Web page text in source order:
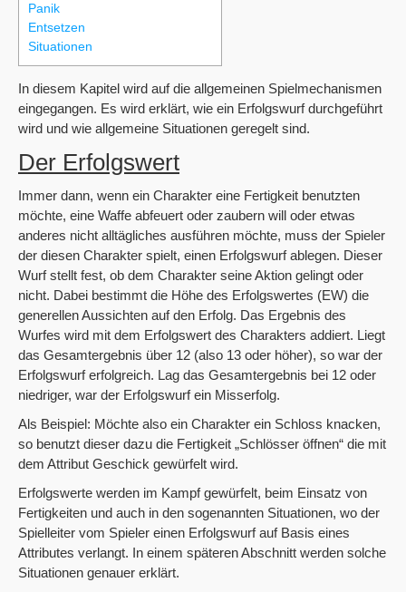
Panik
Entsetzen
Situationen
In diesem Kapitel wird auf die allgemeinen Spielmechanismen
eingegangen. Es wird erklärt, wie ein Erfolgswurf durchgeführt
wird und wie allgemeine Situationen geregelt sind.
Der Erfolgswert
Immer dann, wenn ein Charakter eine Fertigkeit benutzten
möchte, eine Waffe abfeuert oder zaubern will oder etwas
anderes nicht alltägliches ausführen möchte, muss der Spieler
der diesen Charakter spielt, einen Erfolgswurf ablegen. Dieser
Wurf stellt fest, ob dem Charakter seine Aktion gelingt oder
nicht. Dabei bestimmt die Höhe des Erfolgswertes (EW) die
generellen Aussichten auf den Erfolg. Das Ergebnis des
Wurfes wird mit dem Erfolgswert des Charakters addiert. Liegt
das Gesamtergebnis über 12 (also 13 oder höher), so war der
Erfolgswurf erfolgreich. Lag das Gesamtergebnis bei 12 oder
niedriger, war der Erfolgswurf ein Misserfolg.
Als Beispiel: Möchte also ein Charakter ein Schloss knacken,
so benutzt dieser dazu die Fertigkeit „Schlösser öffnen“ die mit
dem Attribut Geschick gewürfelt wird.
Erfolgswerte werden im Kampf gewürfelt, beim Einsatz von
Fertigkeiten und auch in den sogenannten Situationen, wo der
Spielleiter vom Spieler einen Erfolgswurf auf Basis eines
Attributes verlangt. In einem späteren Abschnitt werden solche
Situationen genauer erklärt.